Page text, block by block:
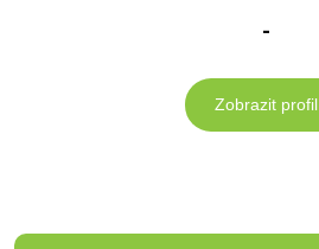
-
Zobrazit profil